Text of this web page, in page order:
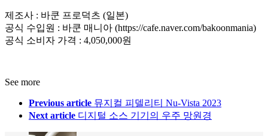
제조사 : 바쿤 프로덕츠 (일본)
공식 수입원 : 바쿤 매니아 (https://cafe.naver.com/bakoonmania)
공식 소비자 가격 : 4,050,000원
See more
Previous article 뮤지컬 피델리티 Nu-Vista 2023
Next article 디지털 소스 기기의 우주 망원경